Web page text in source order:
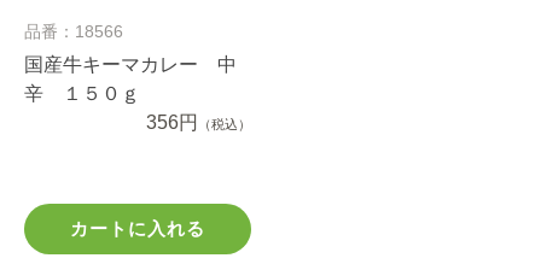
品番：18566
国産牛キーマカレー 中
辛 １５０ｇ
356円
（税込）
カートに入れる